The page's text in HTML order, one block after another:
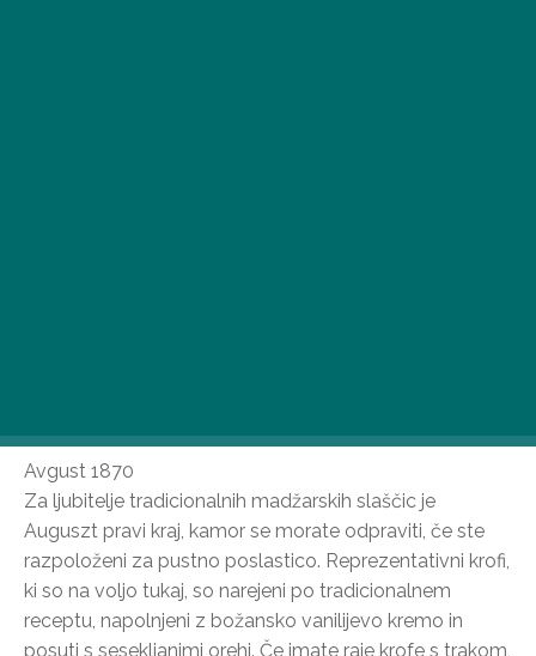
Avgust 1870
Za ljubitelje tradicionalnih madžarskih slaščic je
Auguszt pravi kraj, kamor se morate odpraviti, če ste
razpoloženi za pustno poslastico. Reprezentativni krofi,
ki so na voljo tukaj, so narejeni po tradicionalnem
receptu, napolnjeni z božansko vanilijevo kremo in
posuti s sesekljanimi orehi. Če imate raje krofe s trakom,